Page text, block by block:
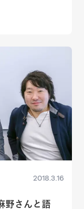
2018.3.16
野さんと語